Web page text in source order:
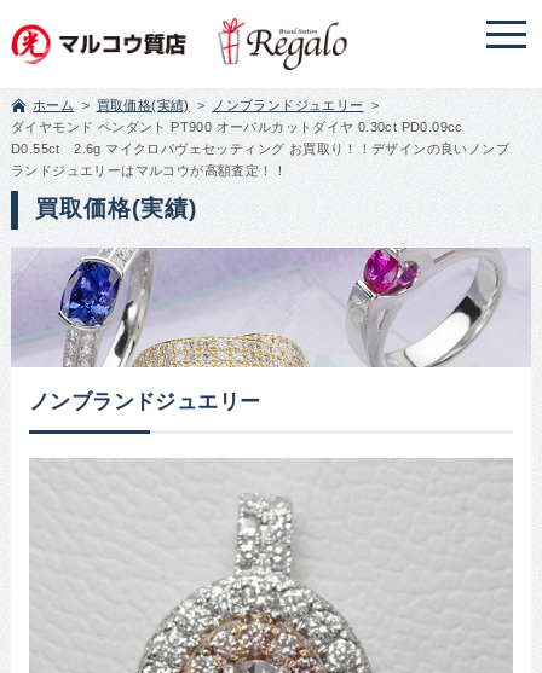
ホーム 買取価格(実績)
ノンブランドジュエリー
ダイヤモンド ペンダント PT900 オーバルカットダイヤ 0.30ct PD0.09cc
D0.55ct 2.6g マイクロパヴェセッティング お買取り！！デザインの良いノンブ
ランドジュエリーはマルコウが高額査定！！
買取価格(実績)
ノンブランドジュエリー